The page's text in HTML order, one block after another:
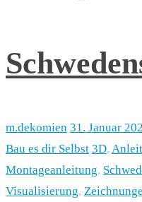
m.dekomien 31. Januar
Bau es dir Selbst 3D,
Montageanleitung,
Visualisierung,